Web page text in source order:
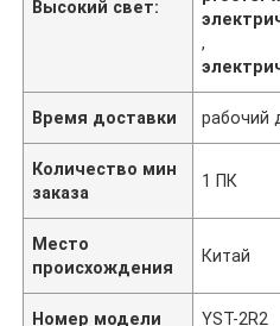
Высокий свет:
,
Время доставки рабочий
Количество мин
заказа
1 ПК
Место
происхождения
Китай
Номер модели YST-2R2